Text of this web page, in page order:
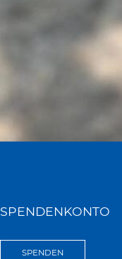
SPENDENKONTO
SPENDEN